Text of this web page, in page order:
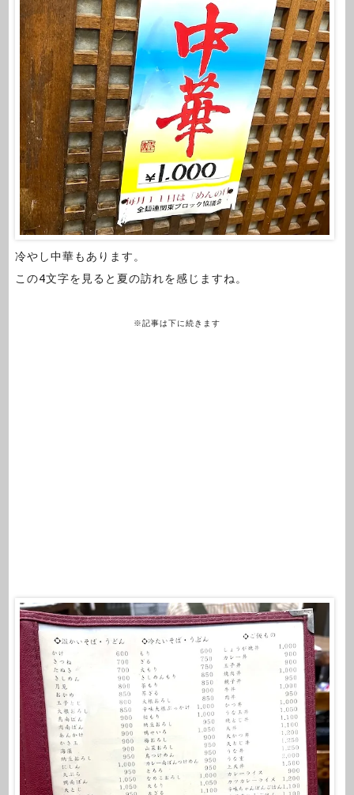
冷やし中華もあります。
この4文字を見ると夏の訪れを感じますね。
※記事は下に続きます